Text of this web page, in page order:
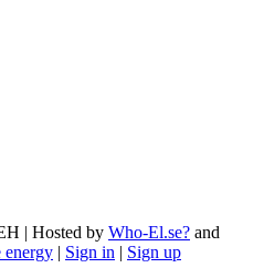
| Hosted by Who-El.se? and
energy | Sign in | Sign up